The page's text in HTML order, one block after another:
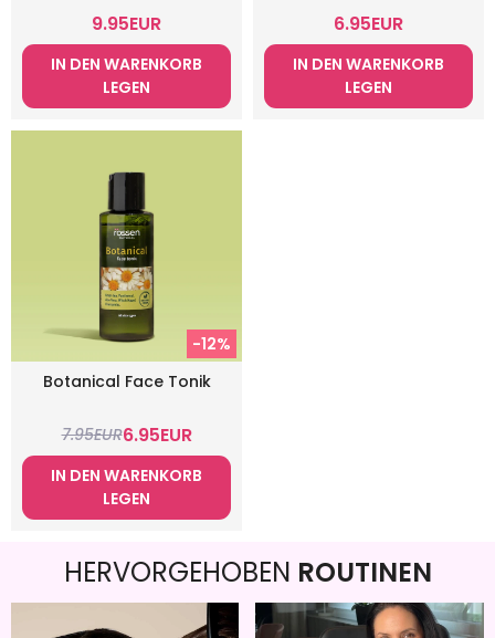
9.95EUR
IN DEN WARENKORB
LEGEN
6.95EUR
IN DEN WARENKORB
LEGEN
-12%
Botanical Face Tonik
7.95EUR6.95EUR
IN DEN WARENKORB
LEGEN
HERVORGEHOBEN ROUTINEN